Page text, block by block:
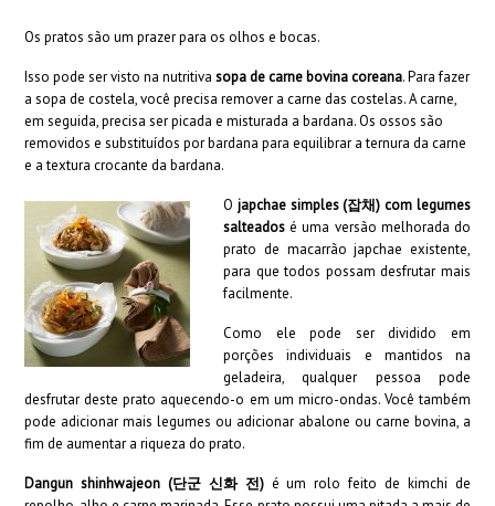
Os pratos são um prazer para os olhos e bocas.
Isso pode ser visto na nutritivasopa de carne bovina coreana.Para fazer
a sopa de costela, você precisa remover a carne das costelas. A carne,
em seguida, precisa ser picada e misturada a bardana. Os ossos são
removidos e substituídos por bardana para equilibrar a ternura da carne
e a textura crocante da bardana.
Ojapchae simples (잡채) com legumes
salteadosé uma versão melhorada do
prato de macarrão japchae existente,
para que todos possam desfrutar mais
facilmente.
Como ele pode ser dividido em
porções individuais e mantidos na
geladeira, qualquer pessoa pode
desfrutar deste prato aquecendo-o em um micro-ondas. Você também
pode adicionar mais legumes ou adicionar abalone ou carne bovina, a
fim de aumentar a riqueza do prato.
Dangun shinhwajeon (단군 신화 전)é um rolo feito de kimchi de